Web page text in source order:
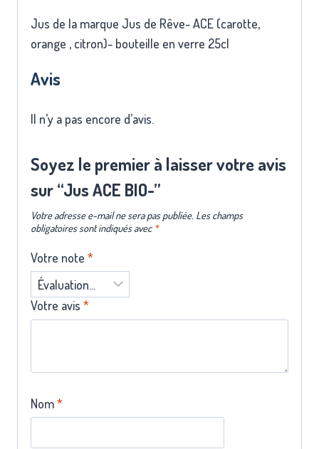
Jus de la marque Jus de Rêve- ACE (carotte,
orange , citron)- bouteille en verre 25cl
Avis
Il n’y a pas encore d’avis.
Soyez le premier à laisser votre avis
sur “Jus ACE BIO-”
Votre adresse e-mail ne sera pas publiée. Les champs
obligatoires sont indiqués avec *
Votre note *
Votre avis *
Nom*